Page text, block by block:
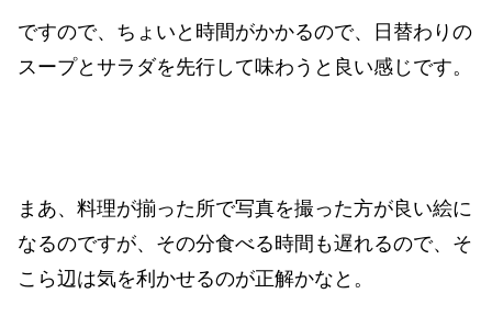
ですので、ちょいと時間がかかるので、日替わりの
スープとサラダを先行して味わうと良い感じです。
まあ、料理が揃った所で写真を撮った方が良い絵に
なるのですが、その分食べる時間も遅れるので、そ
こら辺は気を利かせるのが正解かなと。